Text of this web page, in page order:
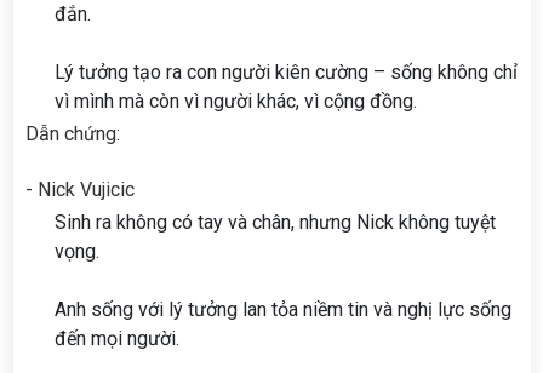
đắn.
Lý tưởng tạo ra con người kiên cường – sống không chỉ
vì mình mà còn vì người khác, vì cộng đồng.
Dẫn chứng:
- Nick Vujicic
Sinh ra không có tay và chân, nhưng Nick không tuyệt
vọng.
Anh sống với lý tưởng lan tỏa niềm tin và nghị lực sống
đến mọi người.